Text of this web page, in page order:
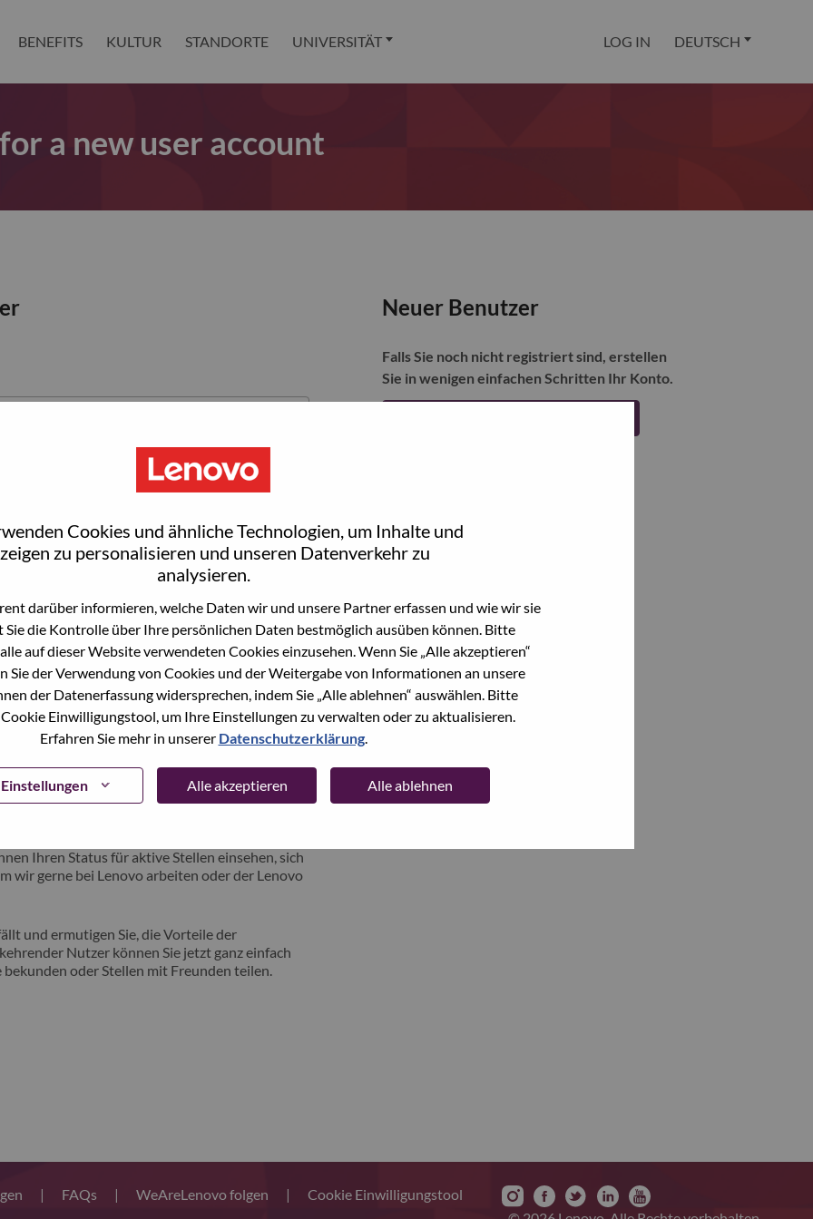
Cookies und ähnliche Technologien, um Inhalte und
zu personalisieren und unseren Datenverkehr zu
analysieren.
darüber informieren, welche Daten wir und unsere Partner erfassen und wie wir sie
Sie die Kontrolle über Ihre persönlichen Daten bestmöglich ausüben können. Bitte
auf dieser Website verwendeten Cookies einzusehen. Wenn Sie „Alle akzeptieren“
Sie der Verwendung von Cookies und der Weitergabe von Informationen an unsere
der Datenerfassung widersprechen, indem Sie „Alle ablehnen“ auswählen. Bitte
Cookie Einwilligungstool, um Ihre Einstellungen zu verwalten oder zu aktualisieren.
Erfahren Sie mehr in unserer Datenschutzerklärung.
Alle akzeptieren Alle ablehnen
BENEFITS KULTUR STANDORTE UNIVERSITÄT LOG IN DEUTSCH
a new user account
beworben haben, haben wir Ihre E-Mail in
"Passwort vergessen", um Ihr Passwort
bei der Registrierung als neuer Benutzer haben,
hrsupport@lenovo.com nd teilen Sie uns die
Screenshots mit. Bitte geben Sie in der
an. Ein Mitglied unseres Teams wird sich nach
vorstellen zu können, auf der Sie von
Ihren Status für aktive Stellen einsehen, sich
wir gerne bei Lenovo arbeiten oder der Lenovo
und ermutigen Sie, die Vorteile der
Nutzer können Sie jetzt ganz einfach
oder Stellen mit Freunden teilen.
Neuer Benutzer
Falls Sie noch nicht registriert sind, erstellen
Sie in wenigen einfachen Schritten Ihr Konto.
| FAQs | WeAreLenovo folgen |
Cookie Einwilligungstool